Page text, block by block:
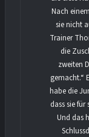
Nach
sie nicht
Trainer
die
zweiten
gemacht.“
habe die
dass sie
Und das